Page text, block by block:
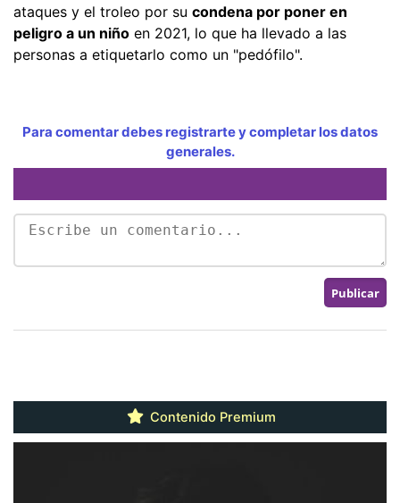
ataques y el troleo por su condena por poner en
peligro a un niño en 2021, lo que ha llevado a las
personas a etiquetarlo como un "pedófilo".
Para comentar debes registrarte y completar los datos
generales.
Contenido Premium